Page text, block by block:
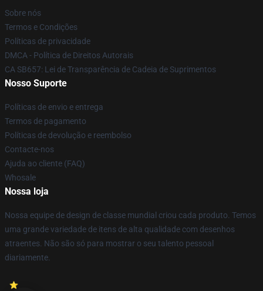
Sobre nós
Termos e Condições
Políticas de privacidade
DMCA - Política de Direitos Autorais
CA SB657: Lei de Transparência de Cadeia de Suprimentos
Nosso Suporte
Políticas de envio e entrega
Termos de pagamento
Políticas de devolução e reembolso
Contacte-nos
Ajuda ao cliente (FAQ)
Whosale
Nossa loja
Nossa equipe de design de classe mundial criou cada produto. Temos
uma grande variedade de itens de alta qualidade com desenhos
atraentes. Não são só para mostrar o seu talento pessoal
diariamente.